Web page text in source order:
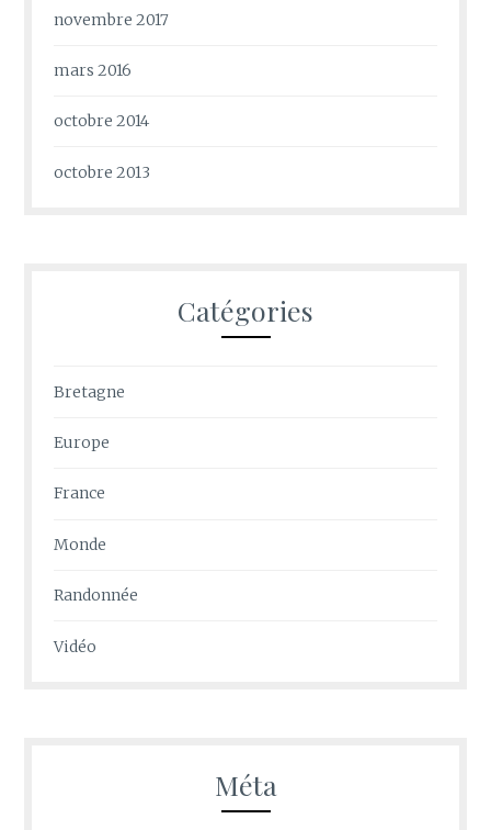
novembre 2017
mars 2016
octobre 2014
octobre 2013
Catégories
Bretagne
Europe
France
Monde
Randonnée
Vidéo
Méta